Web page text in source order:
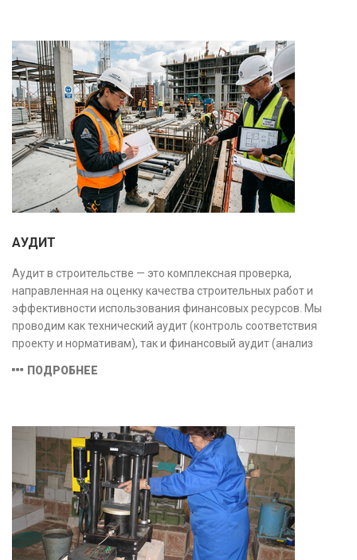
АУДИТ
Аудит в строительстве — это комплексная проверка,
направленная на оценку качества строительных работ и
эффективности использования финансовых ресурсов. Мы
проводим как технический аудит (контроль соответствия
проекту и нормативам), так и финансовый аудит (анализ
безопасность и экономическую обоснованность проекта.
ПОДРОБНЕЕ